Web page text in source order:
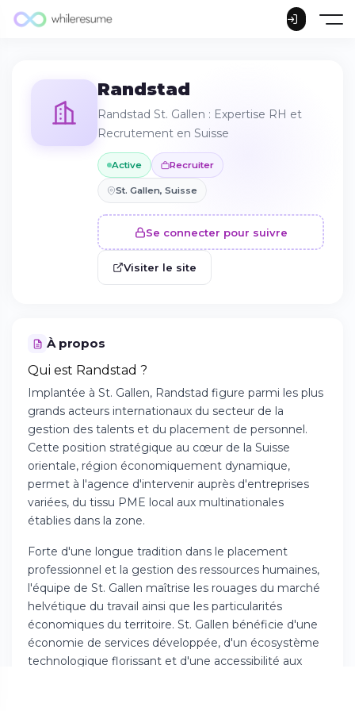
Randstad
Randstad St. Gallen : Expertise RH et
Recrutement en Suisse
Active Recruiter
St. Gallen, Suisse
Se connecter pour suivre
Visiter le site
À propos
Qui est Randstad ?
Implantée à St. Gallen, Randstad figure parmi les plus
grands acteurs internationaux du secteur de la
gestion des talents et du placement de personnel.
Cette position stratégique au cœur de la Suisse
orientale, région économiquement dynamique,
permet à l'agence d'intervenir auprès d'entreprises
variées, du tissu PME local aux multinationales
établies dans la zone.
Forte d'une longue tradition dans le placement
professionnel et la gestion des ressources humaines,
l'équipe de St. Gallen maîtrise les rouages du marché
helvétique du travail ainsi que les particularités
économiques du territoire. St. Gallen bénéficie d'une
économie de services développée, d'un écosystème
technologique florissant et d'une accessibilité aux